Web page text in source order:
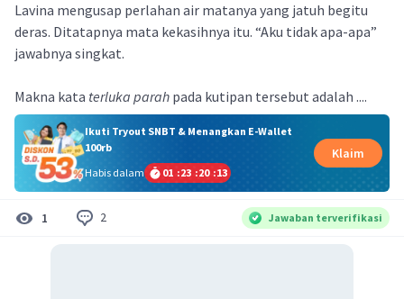
Lavina mengusap perlahan air matanya yang jatuh begitu
deras. Ditatapnya mata kekasihnya itu. “Aku tidak apa-apa”
jawabnya singkat.
Makna kata terluka parah pada kutipan tersebut adalah ....
Ikuti Tryout SNBT & Menangkan E-Wallet
100rb
Habis dalam
01 :23 :20 :13
Klaim
1 2 Jawaban terverifikasi